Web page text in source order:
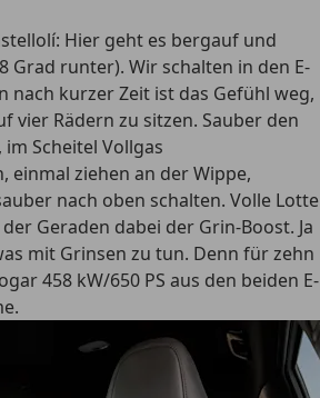
Hier geht es bergauf und
Grad runter). Wir schalten in den E-
nach kurzer Zeit ist das Gefühl weg,
vier Rädern zu sitzen. Sauber den
Scheitel Vollgas
einmal ziehen an der Wippe,
nach oben schalten. Volle Lotte
Geraden dabei der Grin-Boost. Ja
mit Grinsen zu tun. Denn für zehn
458 kW/650 PS aus den beiden E-